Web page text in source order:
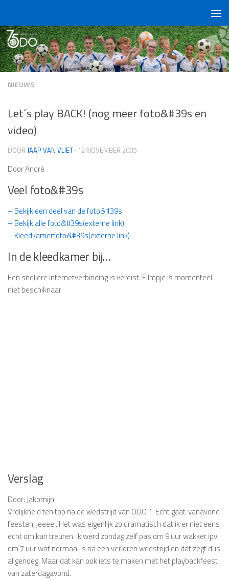
NIEUWS
Let´s play BACK! (nog meer foto&#39s en
video)
DOOR JAAP VAN VLIET · 12 NOVEMBER 2005
Door André
Veel foto&#39s
– Bekijk een deel van de foto&#39s
– Bekijk alle foto&#39s(externe link)
– Kleedkamerfoto&#39s(externe link)
In de kleedkamer bij…
Een snellere internetverbinding is vereist. Filmpje is momenteel
niet beschiknaar
Verslag
Door: Jakomijn
Vrolijkheid ten top na de wedstrijd van ODO 1: Echt gaaf, vanavond
feesten, jeeee.. Het was eigenlijk zo dramatisch dat ik er niet eens
echt om kan treuren. Ik werd zondag zelf pas om 9 uur wakker ipv
om 7 uur wat normaal is na een verloren wedstrijd en dat zegt dus
al genoeg. Maar dat kan ook iets te maken met het playbackfeest
van zaterdagavond.